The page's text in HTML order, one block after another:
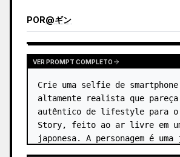
POR@ギン
VER PROMPT COMPLETO
Crie uma selfie de smartphone
altamente realista que
autêntico de lifestyle para o
Story, feito ao ar livre em
japonesa. A personagem é uma